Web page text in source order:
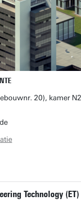
20), kamer
Technology (ET)